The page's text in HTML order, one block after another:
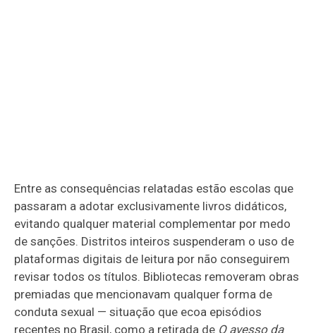
Entre as consequências relatadas estão escolas que
passaram a adotar exclusivamente livros didáticos,
evitando qualquer material complementar por medo
de sanções. Distritos inteiros suspenderam o uso de
plataformas digitais de leitura por não conseguirem
revisar todos os títulos. Bibliotecas removeram obras
premiadas que mencionavam qualquer forma de
conduta sexual — situação que ecoa episódios
recentes no Brasil, como a retirada de O avesso da